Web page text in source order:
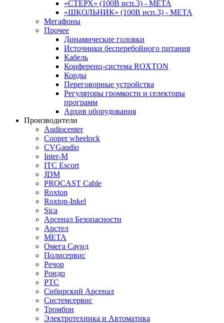
«СТЕРХ» (100В исп.3) - МЕТА
«ШКОЛЬНИК» (100В исп.3) - МЕТА
Мегафоны
Прочее
Динамические головки
Источники бесперебойного питания
Кабель
Конференц-система ROXTON
Корды
Переговорные устройства
Регуляторы громкости и селекторы
программ
Архив оборудования
Производители
Audiocenter
Cooper wheelock
CVGaudio
Inter-M
ITC Escort
JDM
PROCAST Cable
Roxton
Roxton-Inkel
Sica
Арсенал Безопасности
Арстел
МЕТА
Омега Саунд
Полисервис
Речор
Рондо
РТС
Сибирский Арсенал
Системсервис
Тромбон
Электротехника и Автоматика